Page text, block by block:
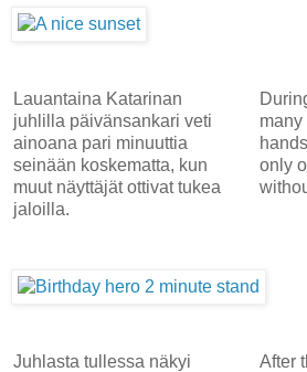
Lauantaina Katarinan
juhlilla päivänsankari veti
ainoana pari minuuttia
seinään koskematta, kun
muut näyttäjät ottivat tukea
jaloilla.
many
only
Juhlasta tullessa näkyi
After